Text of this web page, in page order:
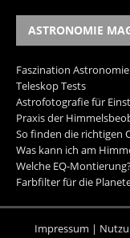
ASTRONOMIE
Faszination Astronomie
Teleskop Tests
Astrofotografie für
Praxis der
So finden die richtigen
Was kann ich am
Welche EQ-
Farbfilter für die
Impressum |